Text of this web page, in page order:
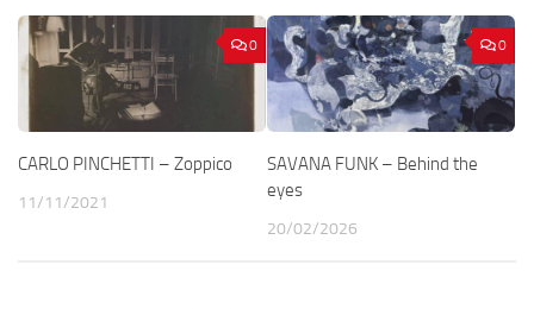
0
CARLO PINCHETTI – Zoppico
11/11/2021
0
SAVANA FUNK – Behind the
eyes
20/02/2026